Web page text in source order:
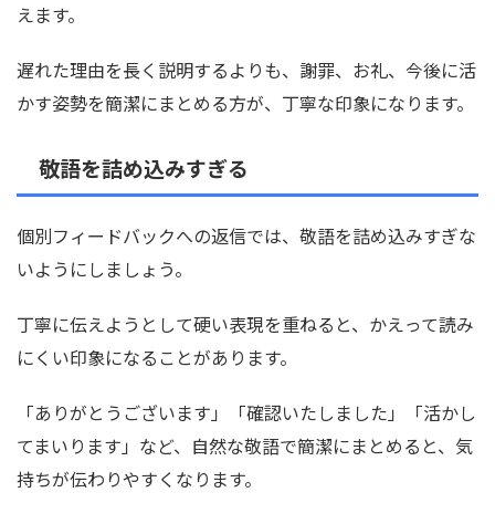
えます。
遅れた理由を長く説明するよりも、謝罪、お礼、今後に活
かす姿勢を簡潔にまとめる方が、丁寧な印象になります。
敬語を詰め込みすぎる
個別フィードバックへの返信では、敬語を詰め込みすぎな
いようにしましょう。
丁寧に伝えようとして硬い表現を重ねると、かえって読み
にくい印象になることがあります。
「ありがとうございます」「確認いたしました」「活かし
てまいります」など、自然な敬語で簡潔にまとめると、気
持ちが伝わりやすくなります。